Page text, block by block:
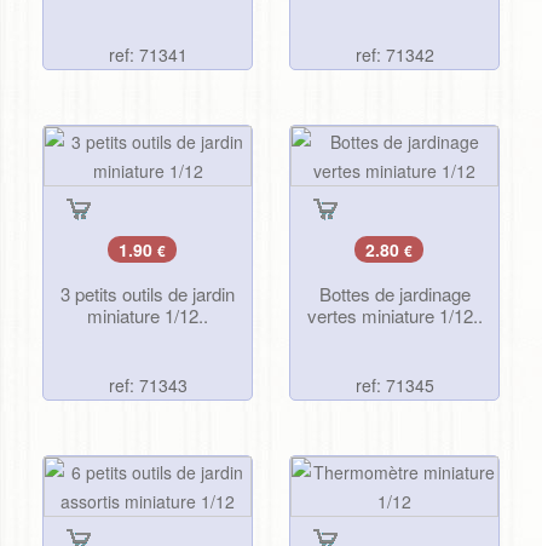
ref: 71341 ref: 71342
1.90 €
3 petits outils de jardin
miniature 1/12..
ref: 71343
2.80 €
Bottes de jardinage
vertes miniature 1/12..
ref: 71345